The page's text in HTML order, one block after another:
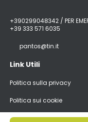
+390299048342 / PER
+39 333 571 6035
pantos@tin.it
Link Utili
Politica sulla privacy
Politica sui cookie
@ Copyright 2026